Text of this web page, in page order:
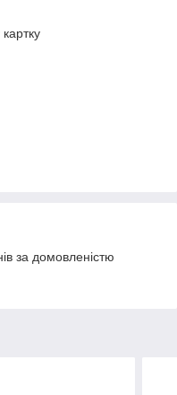
за домовленістю